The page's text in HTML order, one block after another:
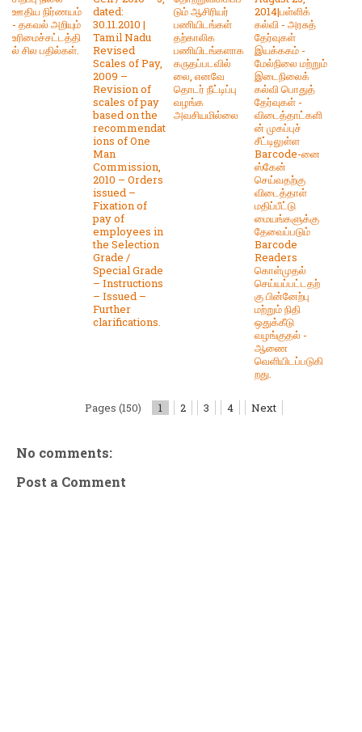
ஊதிய நிர்ணயம்
- தகவல் அறியும்
உரிமைச்சட்டத்தி
ல் சில பதில்கள்.
dated:
30.11.2010 |
Tamil Nadu
Revised
Scales of Pay,
2009 –
Revision of
scales of pay
based on the
recommendat
ions of One
Man
Commission,
2010 – Orders
issued –
Fixation of
pay of
employees in
the Selection
Grade /
Special Grade
– Instructions
– Issued –
Further
clarifications.
டும் ஆசிரியர்
பணியிடங்கள்
தற்காலிக
பணியிடங்களாக
கருதப்படவில்
லை, எனவே
தொடர் நீட்டிப்பு
வழங்க
அவசியமில்லை
2014|பள்ளிக்
கல்வி - அரசுத்
தேர்வுகள்
இயக்ககம் -
மேல்நிலை மற்றும்
இடைநிலைக்
கல்வி பொதுத்
தேர்வுகள் -
விடைத்தாட்களி
ன் முகப்புச்
சீட்டிலுள்ள
Barcode-னை
ஸ்கேன்
செய்வதற்கு
விடைத்தாள்
மதிப்பீட்டு
மையங்களுக்கு
தேவைப்படும்
Barcode
Readers
கொள்முதல்
செய்யப்பட்டதற்
கு பின்னேற்பு
மற்றும் நிதி
ஒதுக்கீடு
வழங்குதல் -
ஆணை
வெளியிடப்படுகி
றது.
Pages (150) 1 2 3 4 Next
No comments:
Post a Comment